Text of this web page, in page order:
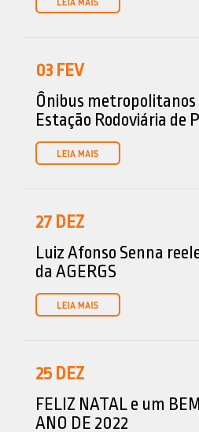
03 FEV
Ônibus metropolitanos
Estação Rodoviária de
27 DEZ
Luiz Afonso Senna
da AGERGS
25 DEZ
FELIZ NATAL e um
ANO DE 2022